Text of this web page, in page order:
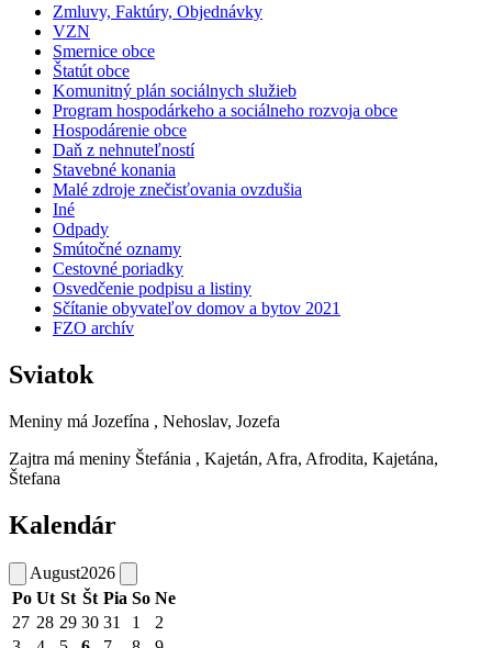
Zmluvy, Faktúry, Objednávky
VZN
Smernice obce
Štatút obce
Komunitný plán sociálnych služieb
Program hospodárkeho a sociálneho rozvoja obce
Hospodárenie obce
Daň z nehnuteľností
Stavebné konania
Malé zdroje znečisťovania ovzdušia
Iné
Odpady
Smútočné oznamy
Cestovné poriadky
Osvedčenie podpisu a listiny
Sčítanie obyvateľov domov a bytov 2021
FZO archív
Sviatok
Meniny má Jozefína , Nehoslav, Jozefa
Zajtra má meniny Štefánia , Kajetán, Afra, Afrodita, Kajetána,
Štefana
Kalendár
August2026
Po Ut St Št Pia So Ne
27 28 29 30 31 1
2